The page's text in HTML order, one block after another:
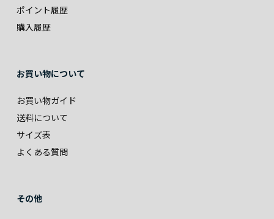
ポイント履歴
購入履歴
お買い物について
お買い物ガイド
送料について
サイズ表
よくある質問
その他